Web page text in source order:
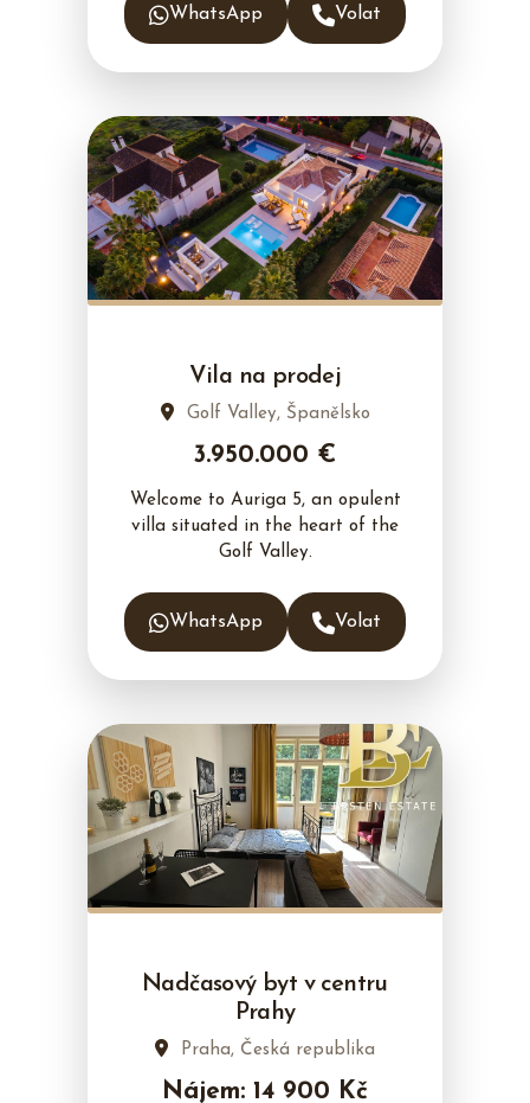
WhatsApp Volat
Vila na prodej
Golf Valley, Španělsko
3.950.000 €
Welcome to Auriga 5, an opulent
villa situated in the heart of the
Golf Valley.
WhatsApp Volat
Nadčasový byt v centru
Prahy
Praha, Česká republika
Nájem: 14 900 Kč